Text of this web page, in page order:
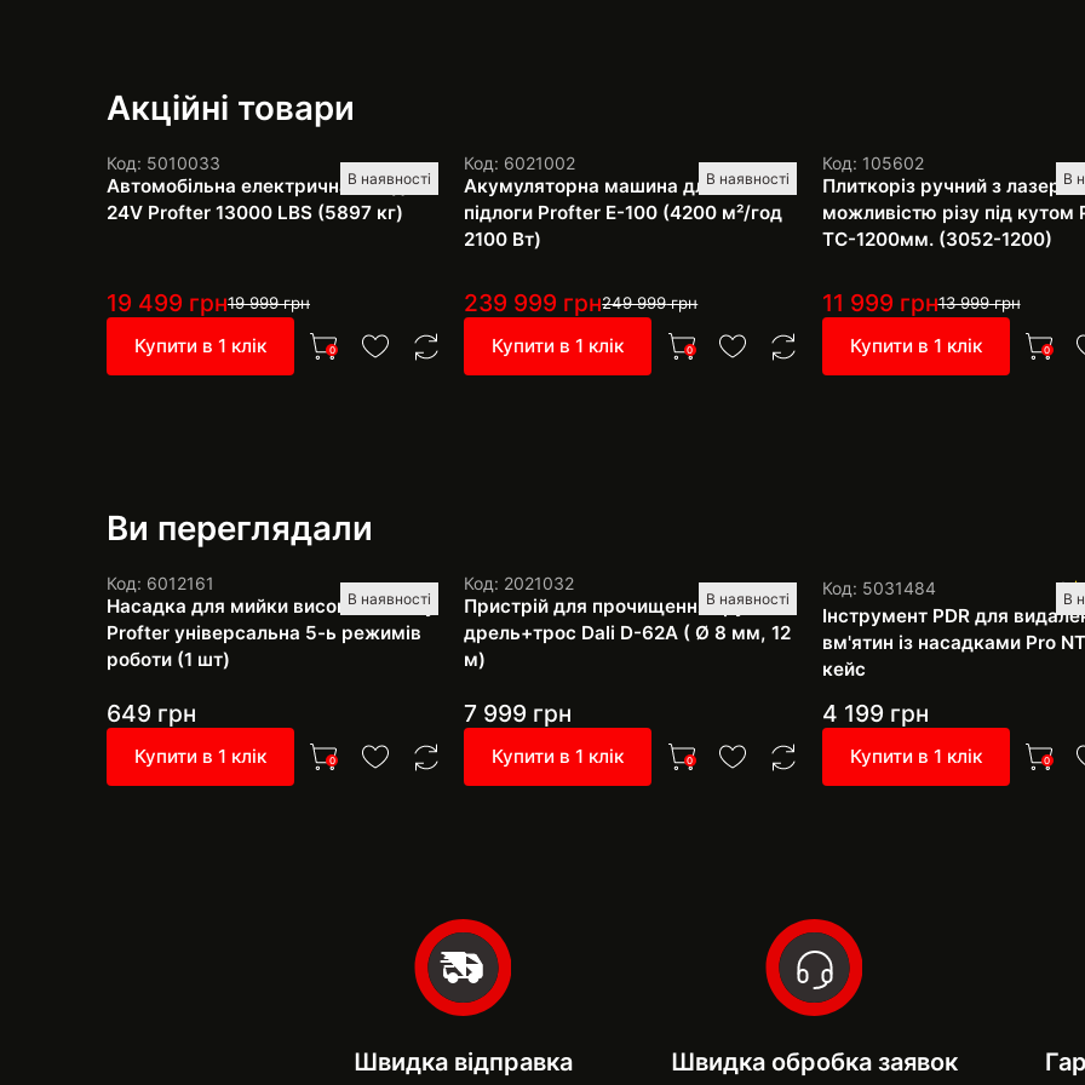
Акційні товари
В наявності
Код: 5010033
Автомобільна електрична лебідка
24V Profter 13000 LBS (5897 кг)
19 499 грн19 999грн
Купити в 1 клік 0
В наявності
Код: 6021002
Акумуляторна машина для миття
підлоги Profter E-100 (4200 м²/год
2100 Вт)
239 999 грн249 999грн
Купити в 1 клік 0
В
Код: 105602
Плиткоріз ручний з
можливістю різу під кутом
TC-1200мм. (3052-1200)
11 999 грн13 999грн
Купити в 1 клік 0
Ви переглядали
В наявності
Код: 6012161
Насадка для мийки високого тиску
Profter універсальна 5-ь режимів
роботи (1 шт)
649 грн
Купити в 1 клік 0
В наявності
Код: 2021032
Пристрій для прочищення труб
дрель+трос Dali D-62A ( Ø 8 мм, 12
м)
7 999 грн
Купити в 1 клік 0
В
Код: 5031484 1
Інструмент PDR для
вм'ятин із насадками Pro
кейс
4 199 грн
Купити в 1 клік 0
Швидка відправка Швидка обробка заявок